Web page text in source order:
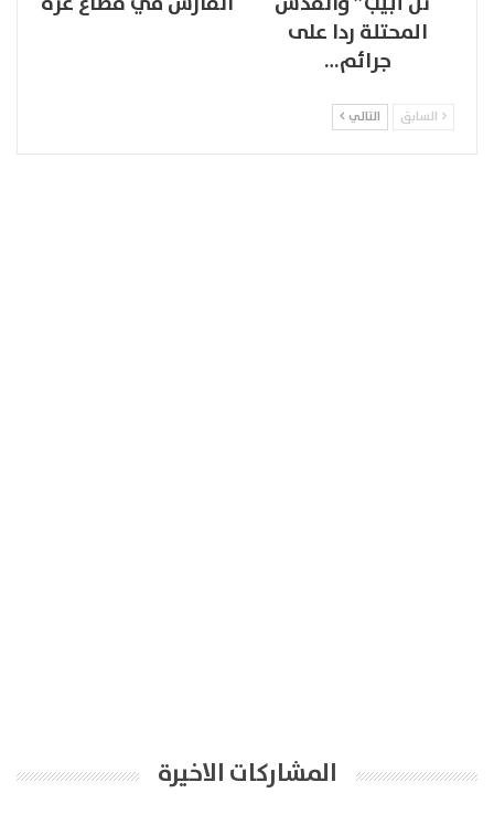
المحتلة ردا على
جرائم…
السابق التالي
المشاركات الاخيرة